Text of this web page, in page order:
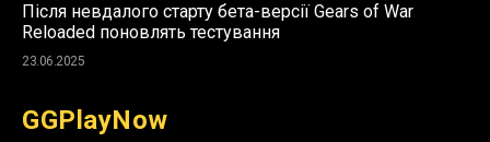
Після невдалого старту бета-версії Gears of War
Reloaded поновлять тестування
23.06.2025
GGPlayNow